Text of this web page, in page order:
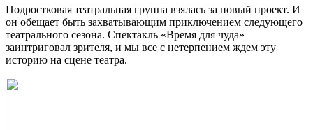
Подростковая театральная группа взялась за новый проект. И
он обещает быть захватывающим приключением следующего
театрального сезона. Спектакль «Время для чуда»
заинтриговал зрителя, и мы все с нетерпением ждем эту
историю на сцене театра.